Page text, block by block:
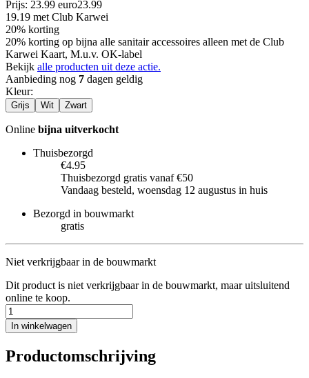
Prijs: 23.99 euro23.99
19.19 met Club Karwei
20% korting
20% korting op bijna alle sanitair accessoires alleen met de Club
Karwei Kaart, M.u.v. OK-label
Bekijk alle producten uit deze actie.
Aanbieding nog 7 dagen geldig
Kleur:
Grijs Wit Zwart
Online bijna uitverkocht
Thuisbezorgd
€4.95
Thuisbezorgd gratis vanaf €50
Vandaag besteld, woensdag 12 augustus in huis
Bezorgd in bouwmarkt
gratis
Niet verkrijgbaar in de bouwmarkt
Dit product is niet verkrijgbaar in de bouwmarkt, maar uitsluitend
online te koop.
In winkelwagen
Productomschrijving